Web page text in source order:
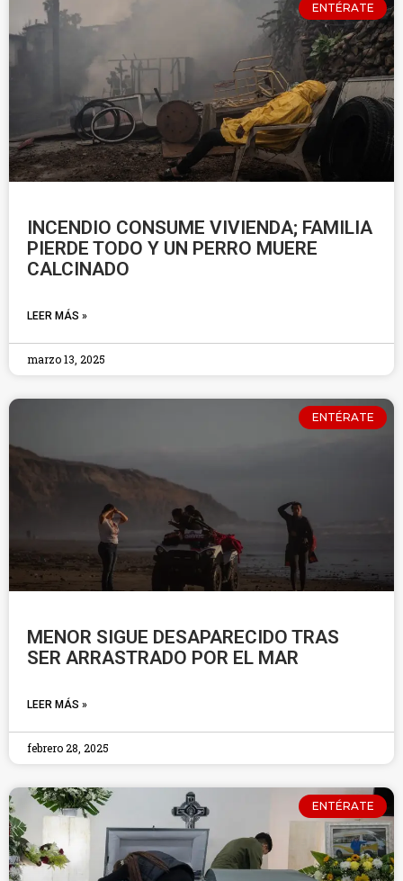
ENTÉRATE
INCENDIO CONSUME VIVIENDA; FAMILIA
PIERDE TODO Y UN PERRO MUERE
CALCINADO
LEER MÁS »
marzo 13, 2025
ENTÉRATE
MENOR SIGUE DESAPARECIDO TRAS
SER ARRASTRADO POR EL MAR
LEER MÁS »
febrero 28, 2025
ENTÉRATE